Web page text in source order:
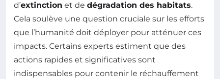
d’extinction et de dégradation des habitats.
Cela soulève une question cruciale sur les efforts
que l’humanité doit déployer pour atténuer ces
impacts. Certains experts estiment que des
actions rapides et significatives sont
indispensables pour contenir le réchauffement